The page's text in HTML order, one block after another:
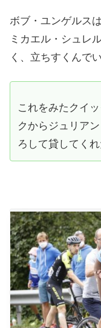
ボブ・ユンゲルス
ミカエル・シュレ
く、立ちすくんでい
これをみたクイ
クからジュリア
ろして貸してくれ